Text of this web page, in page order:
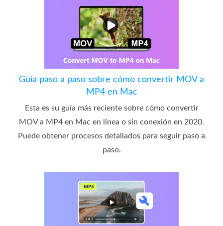
Guía paso a paso sobre cómo convertir MOV a
MP4 en Mac
Esta es su guía más reciente sobre cómo convertir
MOV a MP4 en Mac en línea o sin conexión en 2020.
Puede obtener procesos detallados para seguir paso a
paso.